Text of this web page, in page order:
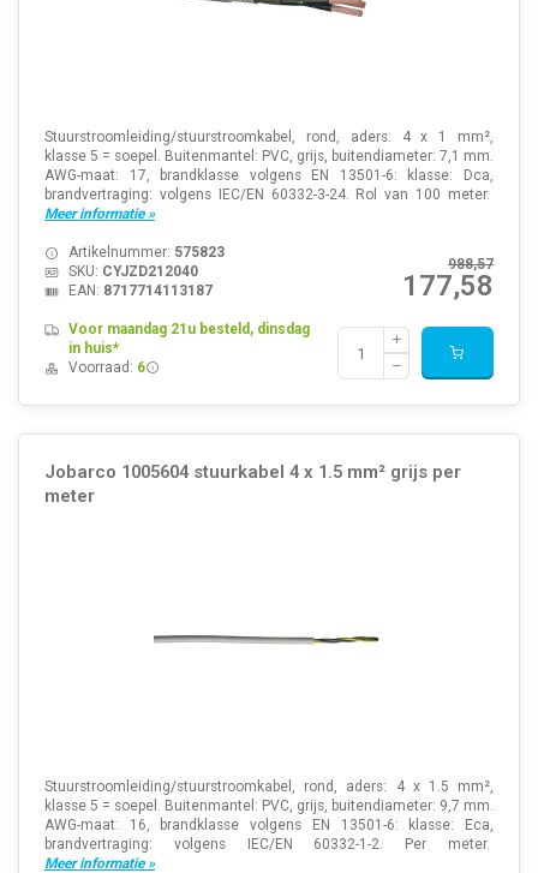
Stuurstroomleiding/stuurstroomkabel, rond, aders: 4 x 1 mm²,
klasse 5 = soepel. Buitenmantel: PVC, grijs, buitendiameter: 7,1 mm.
AWG-maat: 17, brandklasse volgens EN 13501-6: klasse: Dca,
brandvertraging: volgens IEC/EN 60332-3-24. Rol van 100 meter.
Meer informatie »
988,57
177,58
Artikelnummer: 575823
SKU: CYJZD212040
EAN: 8717714113187
Voor maandag 21u besteld, dinsdag
in huis*
Voorraad: 6
Jobarco 1005604 stuurkabel 4 x 1.5 mm² grijs per
meter
Stuurstroomleiding/stuurstroomkabel, rond, aders: 4 x 1.5 mm²,
klasse 5 = soepel. Buitenmantel: PVC, grijs, buitendiameter: 9,7 mm.
AWG-maat: 16, brandklasse volgens EN 13501-6: klasse: Eca,
brandvertraging: volgens IEC/EN 60332-1-2. Per meter.
Meer informatie »